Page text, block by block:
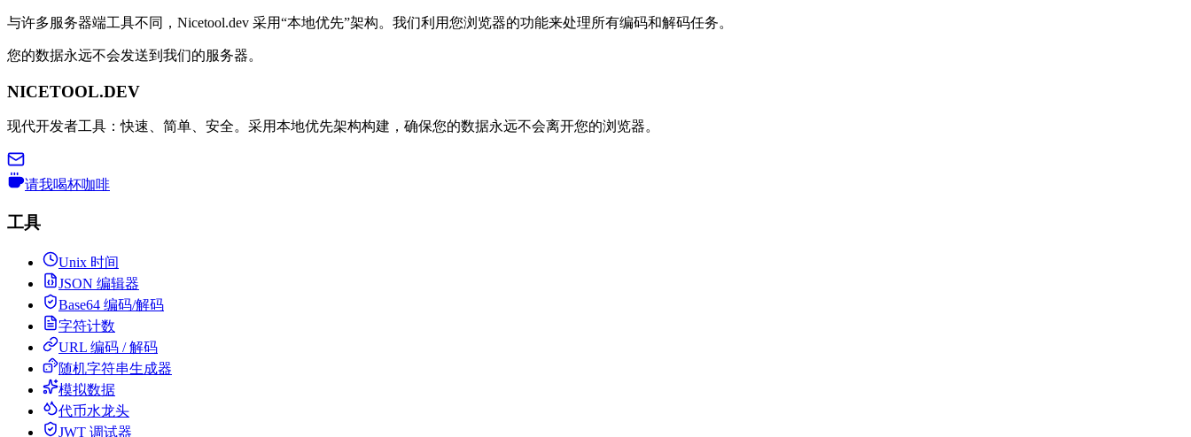
与许多服务器端工具不同，Nicetool.dev 采用“本地优先”架构。我们利用您浏览器的功能来处理所有编码和解码任务。
您的数据永远不会发送到我们的服务器。
NICETOOL.DEV
现代开发者工具：快速、简单、安全。采用本地优先架构构建，确保您的数据永远不会离开您的浏览器。
请我喝杯咖啡
工具
Unix 时间
JSON 编辑器
Base64 编码/解码
字符计数
URL 编码 / 解码
随机字符串生成器
模拟数据
代币水龙头
JWT 调试器